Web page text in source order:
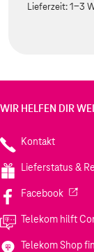
Lieferzeit:1-3
WIR HELFEN DIR
Kontakt
Lieferstatus &
Facebook(Wird
Telekom hilft
Telekom Shop